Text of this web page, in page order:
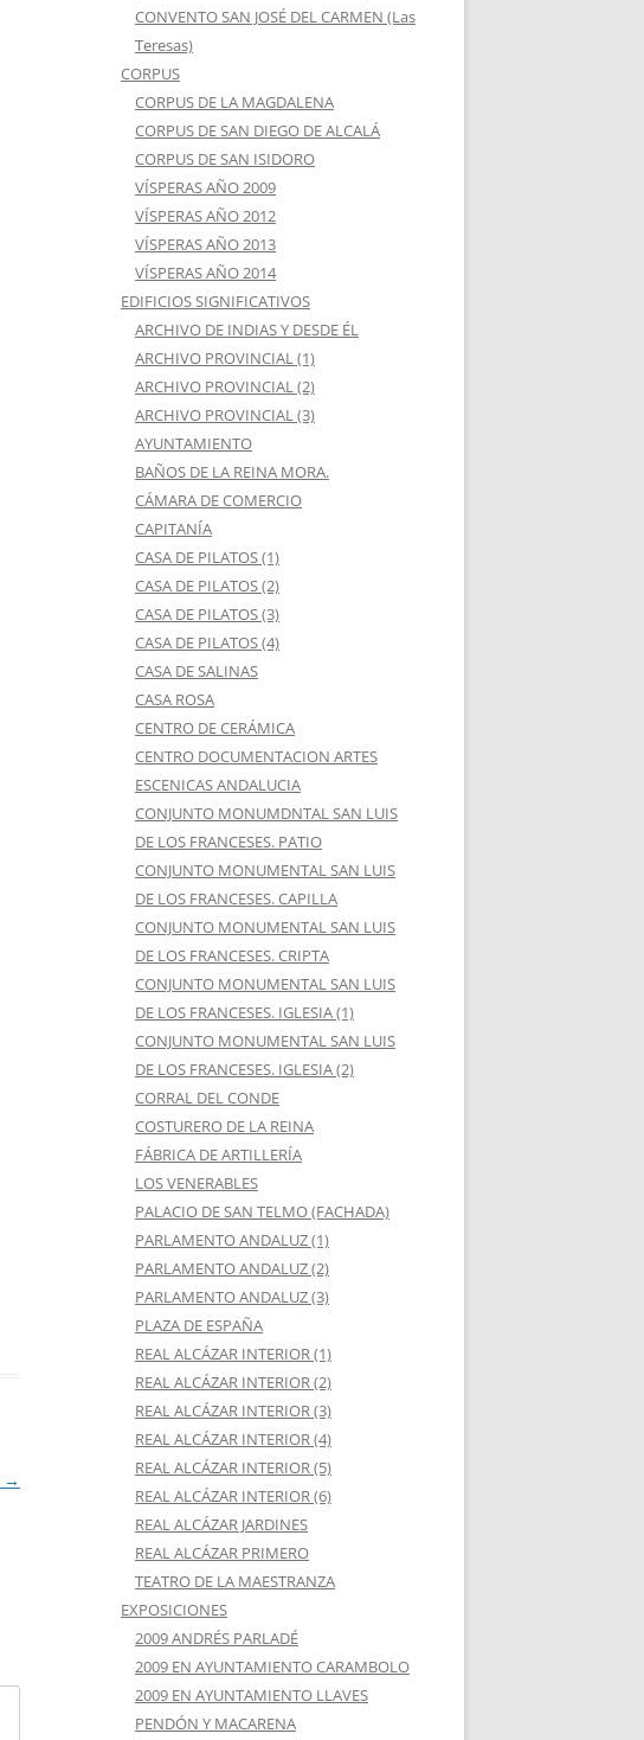
→
CONVENTO SAN JOSÉ DEL CARMEN (Las
Teresas)
CORPUS
CORPUS DE LA MAGDALENA
CORPUS DE SAN DIEGO DE ALCALÁ
CORPUS DE SAN ISIDORO
VÍSPERAS AÑO 2009
VÍSPERAS AÑO 2012
VÍSPERAS AÑO 2013
VÍSPERAS AÑO 2014
EDIFICIOS SIGNIFICATIVOS
ARCHIVO DE INDIAS Y DESDE ÉL
ARCHIVO PROVINCIAL (1)
ARCHIVO PROVINCIAL (2)
ARCHIVO PROVINCIAL (3)
AYUNTAMIENTO
BAÑOS DE LA REINA MORA.
CÁMARA DE COMERCIO
CAPITANÍA
CASA DE PILATOS (1)
CASA DE PILATOS (2)
CASA DE PILATOS (3)
CASA DE PILATOS (4)
CASA DE SALINAS
CASA ROSA
CENTRO DE CERÁMICA
CENTRO DOCUMENTACION ARTES
ESCENICAS ANDALUCIA
CONJUNTO MONUMDNTAL SAN LUIS
DE LOS FRANCESES. PATIO
CONJUNTO MONUMENTAL SAN LUIS
DE LOS FRANCESES. CAPILLA
CONJUNTO MONUMENTAL SAN LUIS
DE LOS FRANCESES. CRIPTA
CONJUNTO MONUMENTAL SAN LUIS
DE LOS FRANCESES. IGLESIA (1)
CONJUNTO MONUMENTAL SAN LUIS
DE LOS FRANCESES. IGLESIA (2)
CORRAL DEL CONDE
COSTURERO DE LA REINA
FÁBRICA DE ARTILLERÍA
LOS VENERABLES
PALACIO DE SAN TELMO (FACHADA)
PARLAMENTO ANDALUZ (1)
PARLAMENTO ANDALUZ (2)
PARLAMENTO ANDALUZ (3)
PLAZA DE ESPAÑA
REAL ALCÁZAR INTERIOR (1)
REAL ALCÁZAR INTERIOR (2)
REAL ALCÁZAR INTERIOR (3)
REAL ALCÁZAR INTERIOR (4)
REAL ALCÁZAR INTERIOR (5)
REAL ALCÁZAR INTERIOR (6)
REAL ALCÁZAR JARDINES
REAL ALCÁZAR PRIMERO
TEATRO DE LA MAESTRANZA
EXPOSICIONES
2009 ANDRÉS PARLADÉ
2009 EN AYUNTAMIENTO CARAMBOLO
2009 EN AYUNTAMIENTO LLAVES
PENDÓN Y MACARENA